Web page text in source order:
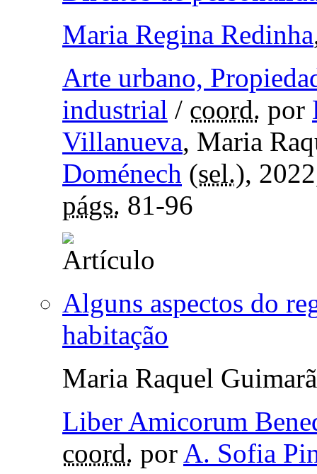
Maria Regina Redinha
Arte urbano,
industrial / coord. por
Villanueva, Maria
Doménech (sel.),
págs. 81-96
Alguns aspectos do
habitação
Maria Raquel
Liber Amicorum
coord. por A. Sofia